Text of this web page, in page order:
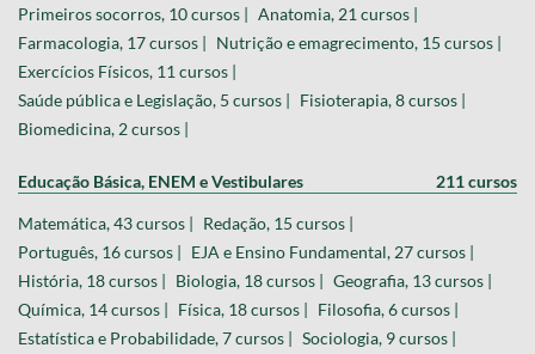
Primeiros socorros, 10 cursos | Anatomia, 21 cursos |
Farmacologia, 17 cursos | Nutrição e emagrecimento, 15 cursos |
Exercícios Físicos, 11 cursos |
Saúde pública e Legislação, 5 cursos | Fisioterapia, 8 cursos |
Biomedicina, 2 cursos |
Educação Básica, ENEM e Vestibulares 211 cursos
Matemática, 43 cursos | Redação, 15 cursos |
Português, 16 cursos | EJA e Ensino Fundamental, 27 cursos |
História, 18 cursos | Biologia, 18 cursos | Geografia, 13 cursos |
Química, 14 cursos | Física, 18 cursos | Filosofia, 6 cursos |
Estatística e Probabilidade, 7 cursos | Sociologia, 9 cursos |